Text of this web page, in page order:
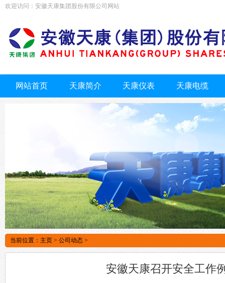
欢迎访问：安徽天康集团股份有限公司网站
网站首页 天康简介 天康仪表 天康电缆
当前位置： 主页 > 公司动态 >
安徽天康召开安全工作